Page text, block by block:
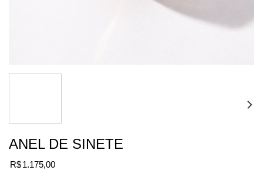
ANEL DE SINETE
R$1.175,00